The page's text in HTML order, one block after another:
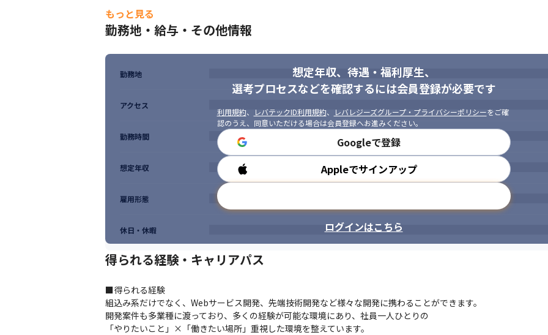
もっと見る
勤務地・給与・その他情報
想定年収、待遇・福利厚生、
選考プロセスなどを確認するには会員登録が必要です
利用規約、 レバテックID利用規約、 レバレジーズグループ・プライバシーポリシーをご確
認のうえ、同意いただける場合は会員登録へお進みください。
Googleで登録
Appleでサインアップ
ログインはこちら
勤務地
アクセス
勤務時間
想定年収
雇用形態
休日・休暇
得られる経験・キャリアパス
■得られる経験
組込み系だけでなく、Webサービス開発、先端技術開発など様々な開発に携わることができます。
開発案件も多業種に渡っており、多くの経験が可能な環境にあり、社員一人ひとりの
「やりたいこと」×「働きたい場所」重視した環境を整えています。